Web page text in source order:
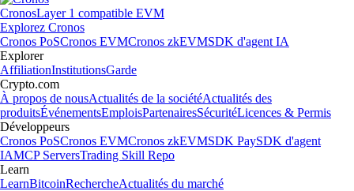
CronosLayer 1 compatible EVM
Explorez Cronos
Cronos PoSCronos EVMCronos zkEVMSDK d'agent IA
Explorer
AffiliationInstitutionsGarde
Crypto.com
À propos de nousActualités de la sociétéActualités des
produitsÉvénementsEmploisPartenairesSécuritéLicences & Permis
Développeurs
Cronos PoSCronos EVMCronos zkEVMSDK PaySDK d'agent
IAMCP ServersTrading Skill Repo
Learn
LearnBitcoinRechercheActualités du marché